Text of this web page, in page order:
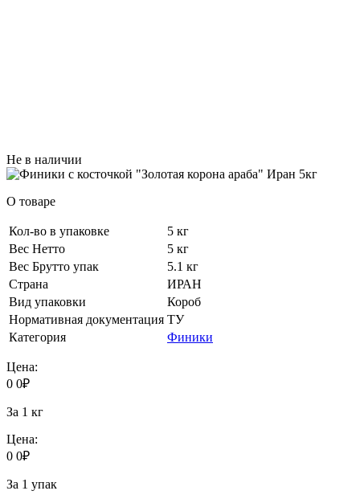
Не в наличии
О товаре
Кол-во в упаковке
5 кг
Вес Нетто
5 кг
Вес Брутто упак
5.1 кг
Страна
ИРАН
Вид упаковки
Короб
Нормативная документация ТУ
Категория
Финики
Цена:
0 0₽
За 1 кг
Цена:
0 0₽
За 1 упак